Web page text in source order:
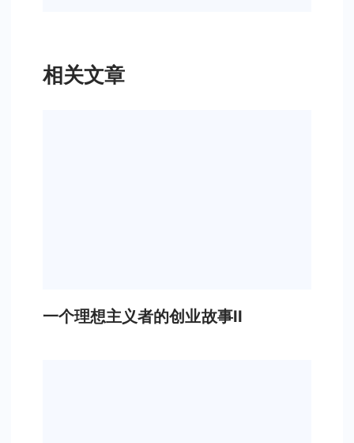
相关文章
一个理想主义者的创业故事II